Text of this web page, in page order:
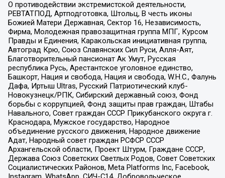
О противодействии экстремистской деятельности,
РЕВТАТПОД, Артподготовка, Штольц, В честь иконы
Божией Матери Державная, Сектор 16, Независимость,
Фирма, Молодежная правозащитная группа МПГ, Курсом
Правды и Единения, Каракольская инициативная группа,
Автоград Крю, Союз Славянских Сил Руси, Алля-Аят,
Благотворительный пансионат Ак Умут, Русская
республика Русь, Арестантское уголовное единство,
Башкорт, Нация и свобода, Нация и свобода, W.H.С., Фалунь
Дафа, Иртыш Ultras, Русский Патриотический клуб-
Новокузнецк/РПК, Сибирский державный союз, Фонд
борьбы с коррупцией, Фонд защиты прав граждан, Штабы
Навального, Совет граждан СССР Прикубанского округа г.
Краснодара, Мужское государство, Народное
объединение русского движения, Народное движение
Адат, Народный совет граждан РСФСР СССР
Архангельской области, Проект Штурм, Граждане СССР,
Держава Союз Советских Светлых Родов, Совет Советских
Социалистических Районов, Meta Platforms Inc, Facebook,